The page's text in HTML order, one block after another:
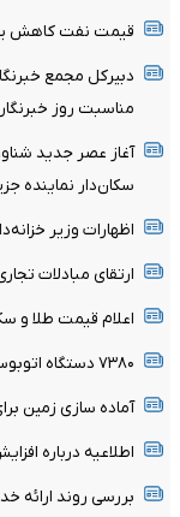
قیمت نفت کاهش
دبیرکل مجمع
مناسبت روز
آغاز عصر جدید
سکان‌دار نماینده
اظهارات وزیر
ارتقای مبادلات
اعلام قیمت طلا و سکه جمعه
۷۳۸۰ دستگاه اتوبوس برای جابه‌جایی زائران اربعین به‌ کارگیری شد
آماده سازی زمین برای ساخت ۴۵ هزار
اطلاعیه درباره
بررسی روند ارائه